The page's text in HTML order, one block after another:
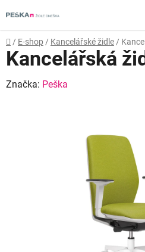
na
obsah
Domů
/ E-shop / Kancelářské židle /
Kancelářská
Značka: Peška